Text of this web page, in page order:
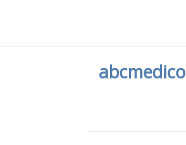
abcmedico